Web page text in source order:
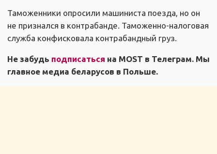
Таможенники опросили машиниста поезда, но он
не признался в контрабанде. Таможенно-налоговая
служба конфисковала контрабандный груз.
Не забудь подписаться на MOST в Телеграм. Мы
главное медиа беларусов в Польше.